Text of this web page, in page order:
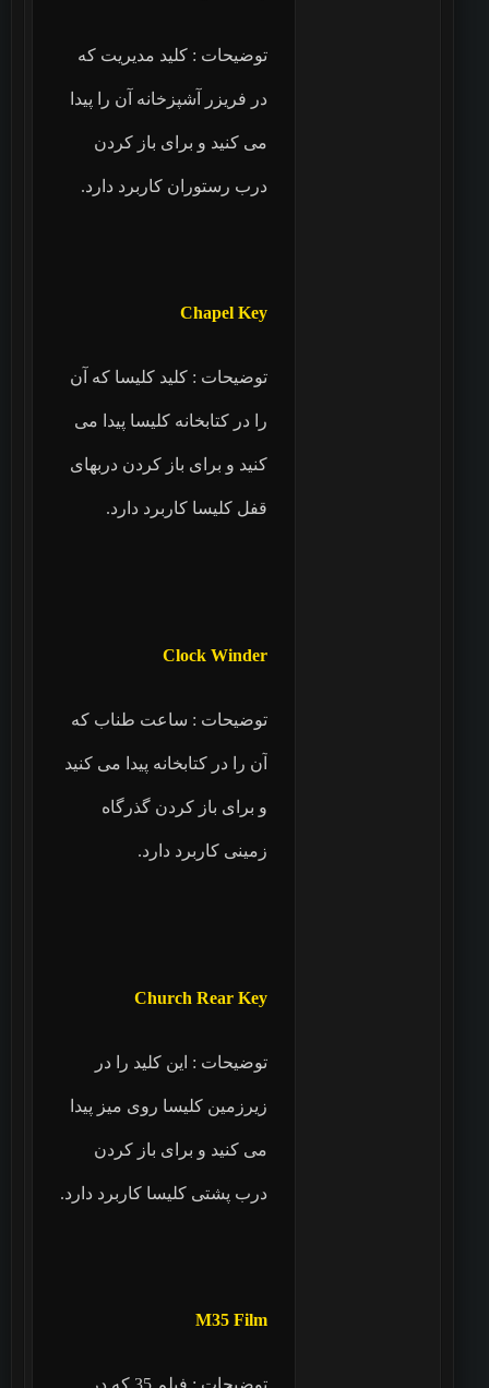
توضیحات : کلید مدیریت که
در فریزر آشپزخانه آن را پیدا
می کنید و برای باز کردن
درب رستوران کاربرد دارد.
Chapel Key
توضیحات : کلید کلیسا که آن
را در کتابخانه کلیسا پیدا می
کنید و برای باز کردن دربهای
قفل کلیسا کاربرد دارد.
Clock Winder
توضیحات : ساعت طناب که
آن را در کتابخانه پیدا می کنید
و برای باز کردن گذرگاه
زمینی کاربرد دارد.
Church Rear Key
توضیحات : این کلید را در
زیرزمین کلیسا روی میز پیدا
می کنید و برای باز کردن
درب پشتی کلیسا کاربرد دارد.
M35 Film
توضیحات : فیلم 35 که در